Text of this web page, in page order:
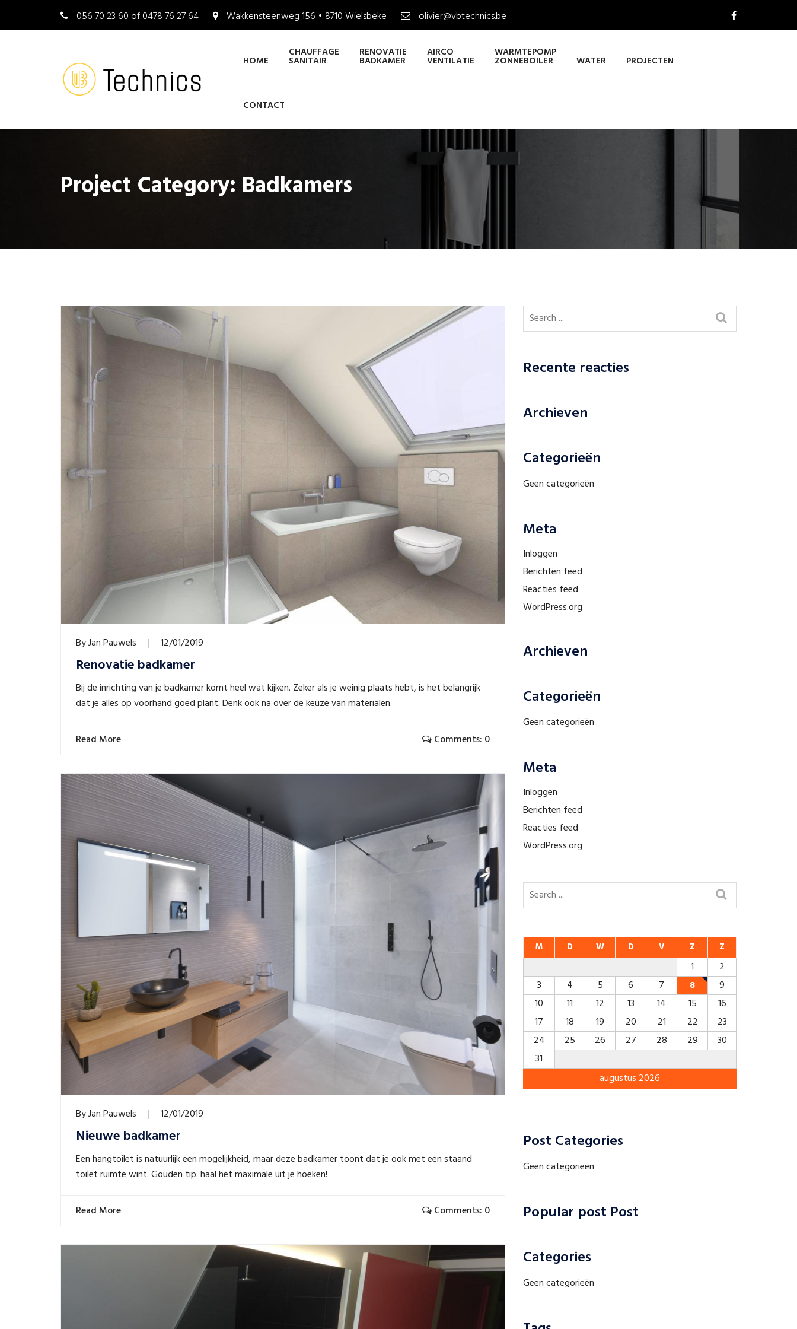
056 70 23 60 of 0478 76 27 64 Wakkensteenweg 156 • 8710 Wielsbeke olivier@vbtechnics.be
HOME
CHAUFFAGE
SANITAIR
RENOVATIE
BADKAMER
AIRCO
VENTILATIE
WARMTEPOMP
ZONNEBOILER WATER PROJECTEN
CONTACT
Project Category: Badkamers
ByJan Pauwels 12/01/2019
Renovatie badkamer
Bij de inrichting van je badkamer komt heel wat kijken. Zeker als je weinig plaats hebt, is het belangrijk
dat je alles op voorhand goed plant. Denk ook na over de keuze van materialen.
Read More Comments: 0
ByJan Pauwels 12/01/2019
Nieuwe badkamer
Een hangtoilet is natuurlijk een mogelijkheid, maar deze badkamer toont dat je ook met een staand
toilet ruimte wint. Gouden tip: haal het maximale uit je hoeken!
Read More Comments: 0
Recente reacties
Archieven
Categorieën
Geen categorieën
Meta
Inloggen
Berichten feed
Reacties feed
WordPress.org
Archieven
Categorieën
Geen categorieën
Meta
Inloggen
Berichten feed
Reacties feed
WordPress.org
augustus 2026
M D W D V Z Z
1
2
3
4 5 6 7 8
9
10
11 12 13 14 15
16
17
18 19 20 21 22
23
24
25 26 27 28 29
30
31
Post Categories
Geen categorieën
Popular post Post
Categories
Geen categorieën